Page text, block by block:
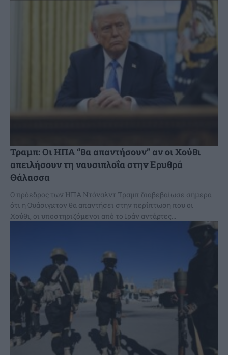
Τραμπ: Οι ΗΠΑ “θα απαντήσουν” αν οι Χούθι
απειλήσουν τη ναυσιπλοΐα στην Ερυθρά
Θάλασσα
Ο πρόεδρος των ΗΠΑ Ντόναλντ Τραμπ διαβεβαίωσε σήμερα
ότι η Ουάσιγκτον θα απαντήσει στην περίπτωση που οι
Χούθι, οι υποστηριζόμενοι από το Ιράν αντάρτες...